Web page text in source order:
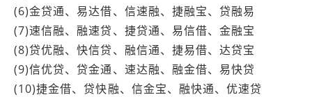
(6)金贷通、易达借、信速融、捷融宝、贷融易
(7)速信融、融速贷、捷贷通、易信借、金融宝
(8)贷优融、快信贷、融信通、捷易借、达贷宝
(9)信优贷、贷金通、速达融、融金借、易快贷
(10)捷金借、贷快融、信金宝、融快通、优速贷